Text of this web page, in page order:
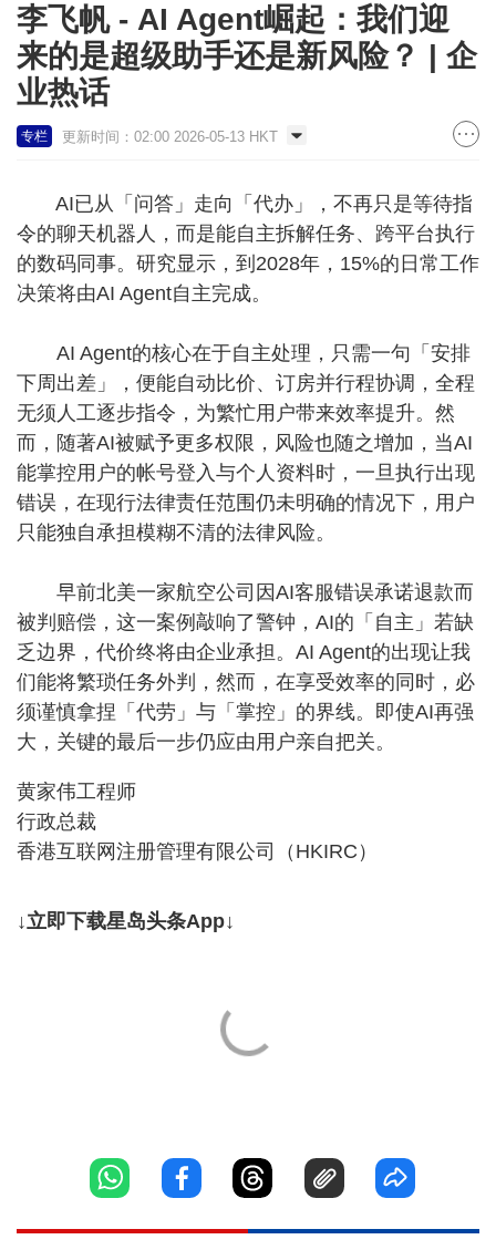
李飞帆 - AI Agent崛起：我们迎
来的是超级助手还是新风险？ | 企
业热话
专栏 更新时间：02:00 2026-05-13 HKT
AI已从「问答」走向「代办」，不再只是等待指
令的聊天机器人，而是能自主拆解任务、跨平台执行
的数码同事。研究显示，到2028年，15%的日常工作
决策将由AI Agent自主完成。
AI Agent的核心在于自主处理，只需一句「安排
下周出差」，便能自动比价、订房并行程协调，全程
无须人工逐步指令，为繁忙用户带来效率提升。然
而，随著AI被赋予更多权限，风险也随之增加，当AI
能掌控用户的帐号登入与个人资料时，一旦执行出现
错误，在现行法律责任范围仍未明确的情况下，用户
只能独自承担模糊不清的法律风险。
早前北美一家航空公司因AI客服错误承诺退款而
被判赔偿，这一案例敲响了警钟，AI的「自主」若缺
乏边界，代价终将由企业承担。AI Agent的出现让我
们能将繁琐任务外判，然而，在享受效率的同时，必
须谨慎拿捏「代劳」与「掌控」的界线。即使AI再强
大，关键的最后一步仍应由用户亲自把关。
黄家伟工程师
行政总裁
香港互联网注册管理有限公司（HKIRC）
↓立即下载星岛头条App↓